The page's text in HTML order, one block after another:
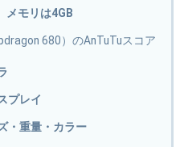
モリは4GB
680）のAnTuTuスコア
プレイ
・重量・カラー